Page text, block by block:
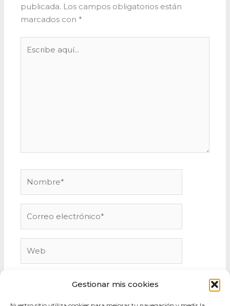
Gestionar mis cookies
publicada. Los campos obligatorios están
marcados con *